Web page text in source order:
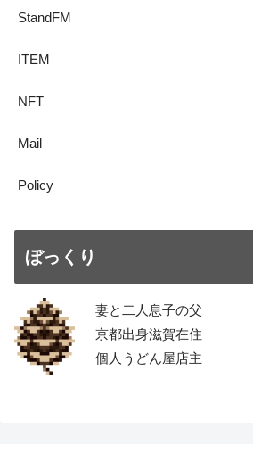
StandFM
ITEM
NFT
Mail
Policy
ぼっくり
妻と二人息子の父
京都出身滋賀在住
個人うどん屋店主